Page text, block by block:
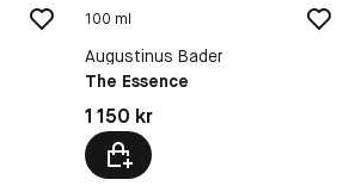
100 ml
Augustinus Bader
The Essence
Pris: 1 150 kr
1 150 kr